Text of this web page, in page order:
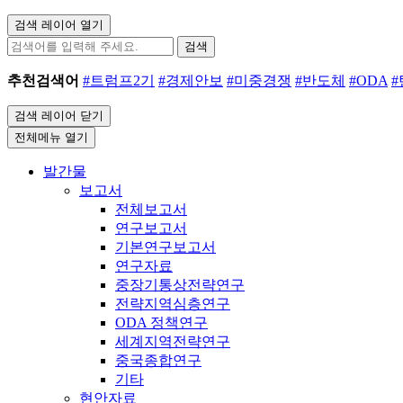
검색 레이어 열기
검색
추천검색어 #트럼프2기 #경제안보 #미중경쟁 #반도체 #ODA #
검색 레이어 닫기
전체메뉴 열기
발간물
보고서
전체보고서
연구보고서
기본연구보고서
연구자료
중장기통상전략연구
전략지역심층연구
ODA 정책연구
세계지역전략연구
중국종합연구
기타
현안자료